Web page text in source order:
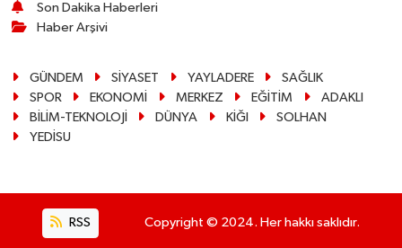
Son Dakika Haberleri
Haber Arşivi
GÜNDEM SİYASET YAYLADERE
SAĞLIK
SPOR
EKONOMİ MERKEZ EĞİTİM
ADAKLI
BİLİM-TEKNOLOJİ
DÜNYA KİĞI
SOLHAN
YEDİSU
RSS Copyright © 2024. Her hakkı saklıdır.